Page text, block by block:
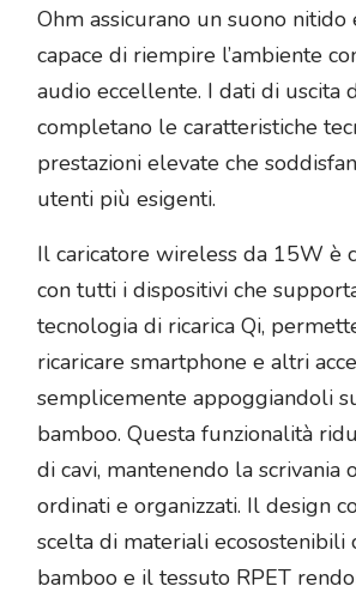
Ohm assicurano un suono nitido
capace di riempire l’ambiente
audio eccellente. I dati di uscita
completano le caratteristiche
prestazioni elevate che
utenti più esigenti.
Il caricatore wireless da 15W è
con tutti i dispositivi che
tecnologia di ricarica Qi,
ricaricare smartphone e altri
semplicemente appoggiandoli
bamboo. Questa funzionalità
di cavi, mantenendo la scrivania
ordinati e organizzati. Il design
scelta di materiali ecosostenibili
bamboo e il tessuto RPET